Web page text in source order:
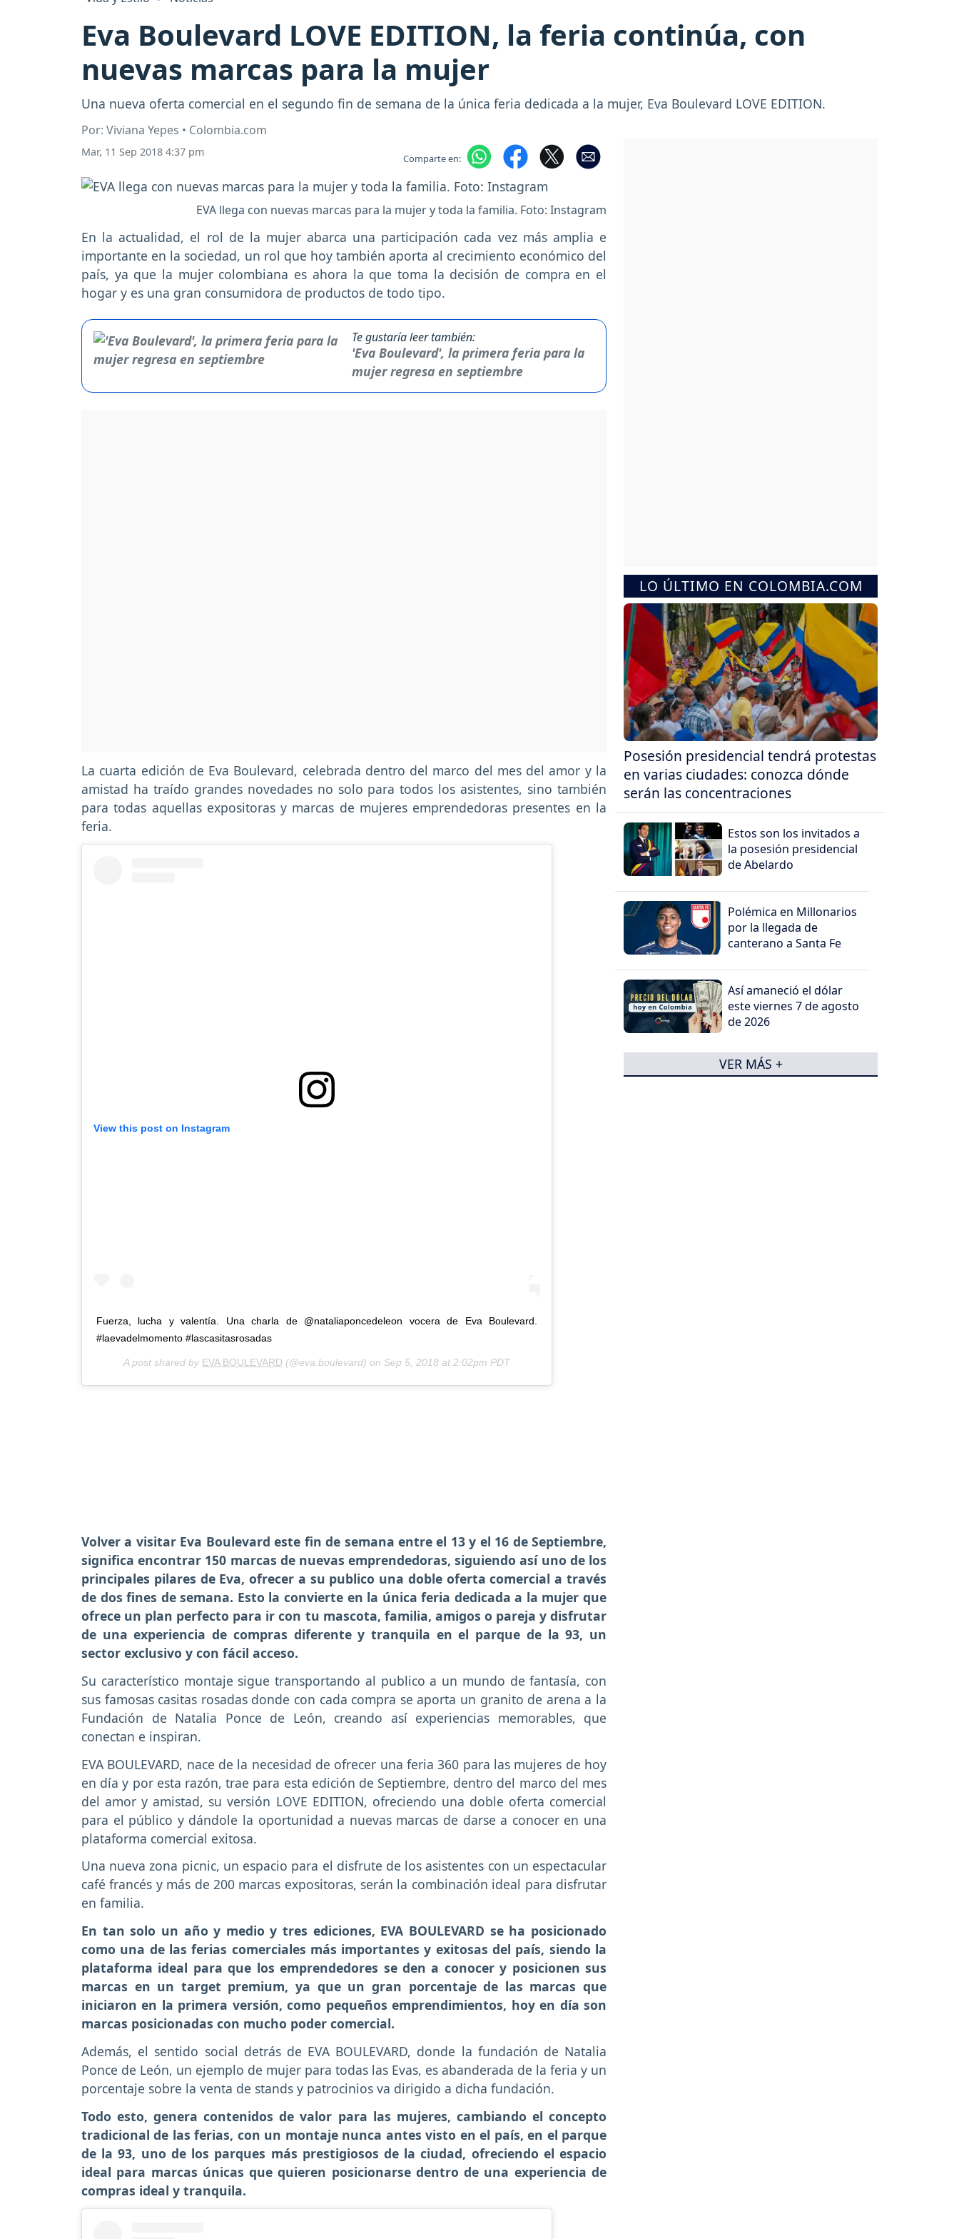
Eva Boulevard LOVE EDITION, la feria continúa, con
nuevas marcas para la mujer
Una nueva oferta comercial en el segundo fin de semana de la única feria dedicada a la mujer, Eva Boulevard LOVE EDITION.
Por: Viviana Yepes • Colombia.com
Mar, 11 Sep 2018 4:37 pm Comparte en:
EVA llega con nuevas marcas para la mujer y toda la familia. Foto: Instagram
En la actualidad, el rol de la mujer abarca una participación cada vez más amplia e
importante en la sociedad, un rol que hoy también aporta al crecimiento económico del
país, ya que la mujer colombiana es ahora la que toma la decisión de compra en el
hogar y es una gran consumidora de productos de todo tipo.
Te gustaría leer también:
'Eva Boulevard', la primera feria para la
mujer regresa en septiembre
La cuarta edición de Eva Boulevard, celebrada dentro del marco del mes del amor y la
amistad ha traído grandes novedades no solo para todos los asistentes, sino también
para todas aquellas expositoras y marcas de mujeres emprendedoras presentes en la
feria.
View this post on Instagram
Fuerza, lucha y valentía. Una charla de @nataliaponcedeleon vocera de Eva Boulevard.
#laevadelmomento #lascasitasrosadas
A post shared by EVA BOULEVARD (@eva.boulevard) on Sep 5, 2018 at 2:02pm PDT
Volver a visitar Eva Boulevard este fin de semana entre el 13 y el 16 de Septiembre,
significa encontrar 150 marcas de nuevas emprendedoras, siguiendo así uno de los
principales pilares de Eva, ofrecer a su publico una doble oferta comercial a través
de dos fines de semana. Esto la convierte en la única feria dedicada a la mujer que
ofrece un plan perfecto para ir con tu mascota, familia, amigos o pareja y disfrutar
de una experiencia de compras diferente y tranquila en el parque de la 93, un
sector exclusivo y con fácil acceso.
Su característico montaje sigue transportando al publico a un mundo de fantasía, con
sus famosas casitas rosadas donde con cada compra se aporta un granito de arena a la
Fundación de Natalia Ponce de León, creando así experiencias memorables, que
conectan e inspiran.
EVA BOULEVARD, nace de la necesidad de ofrecer una feria 360 para las mujeres de hoy
en día y por esta razón, trae para esta edición de Septiembre, dentro del marco del mes
del amor y amistad, su versión LOVE EDITION, ofreciendo una doble oferta comercial
para el público y dándole la oportunidad a nuevas marcas de darse a conocer en una
plataforma comercial exitosa.
Una nueva zona picnic, un espacio para el disfrute de los asistentes con un espectacular
café francés y más de 200 marcas expositoras, serán la combinación ideal para disfrutar
en familia.
En tan solo un año y medio y tres ediciones, EVA BOULEVARD se ha posicionado
como una de las ferias comerciales más importantes y exitosas del país, siendo la
plataforma ideal para que los emprendedores se den a conocer y posicionen sus
marcas en un target premium, ya que un gran porcentaje de las marcas que
iniciaron en la primera versión, como pequeños emprendimientos, hoy en día son
marcas posicionadas con mucho poder comercial.
Además, el sentido social detrás de EVA BOULEVARD, donde la fundación de Natalia
Ponce de León, un ejemplo de mujer para todas las Evas, es abanderada de la feria y un
porcentaje sobre la venta de stands y patrocinios va dirigido a dicha fundación.
Todo esto, genera contenidos de valor para las mujeres, cambiando el concepto
tradicional de las ferias, con un montaje nunca antes visto en el país, en el parque
de la 93, uno de los parques más prestigiosos de la ciudad, ofreciendo el espacio
ideal para marcas únicas que quieren posicionarse dentro de una experiencia de
compras ideal y tranquila.
LO ÚLTIMO EN COLOMBIA.COM
Posesión presidencial tendrá protestas
en varias ciudades: conozca dónde
serán las concentraciones
Estos son los invitados a
la posesión presidencial
de Abelardo
Polémica en Millonarios
por la llegada de
canterano a Santa Fe
Así amaneció el dólar
este viernes 7 de agosto
de 2026
VER MÁS +